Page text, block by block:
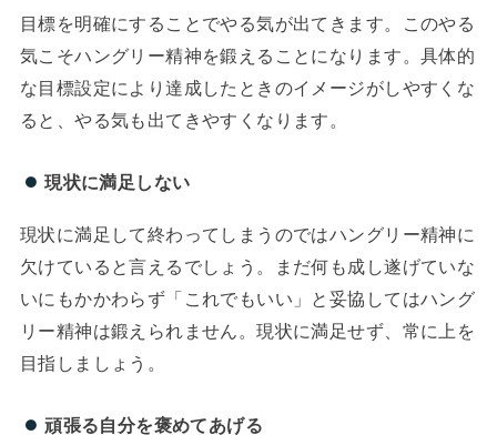
目標を明確にすることでやる気が出てきます。このやる
気こそハングリー精神を鍛えることになります。具体的
な目標設定により達成したときのイメージがしやすくな
ると、やる気も出てきやすくなります。
現状に満足しない
現状に満足して終わってしまうのではハングリー精神に
欠けていると言えるでしょう。まだ何も成し遂げていな
いにもかかわらず「これでもいい」と妥協してはハング
リー精神は鍛えられません。現状に満足せず、常に上を
目指しましょう。
頑張る自分を褒めてあげる